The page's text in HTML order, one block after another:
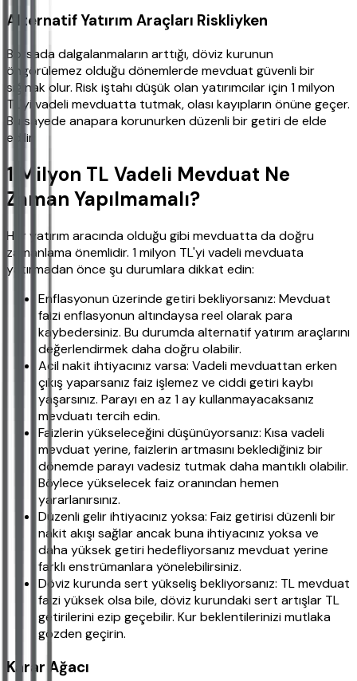
Alternatif Yatırım Araçları Riskliyken
Borsada dalgalanmaların arttığı, döviz kurunun
öngörülemez olduğu dönemlerde mevduat güvenli bir
sığınak olur. Risk iştahı düşük olan yatırımcılar için 1 milyon
TL'yi vadeli mevduatta tutmak, olası kayıpların önüne geçer.
Bu sayede anapara korunurken düzenli bir getiri de elde
edilir.
1 Milyon TL Vadeli Mevduat Ne
Zaman Yapılmamalı?
Her yatırım aracında olduğu gibi mevduatta da doğru
zamanlama önemlidir. 1 milyon TL'yi vadeli mevduata
yatırmadan önce şu durumlara dikkat edin:
Enflasyonun üzerinde getiri bekliyorsanız: Mevduat
faizi enflasyonun altındaysa reel olarak para
kaybedersiniz. Bu durumda alternatif yatırım araçlarını
değerlendirmek daha doğru olabilir.
Acil nakit ihtiyacınız varsa: Vadeli mevduattan erken
çıkış yaparsanız faiz işlemez ve ciddi getiri kaybı
yaşarsınız. Parayı en az 1 ay kullanmayacaksanız
mevduatı tercih edin.
Faizlerin yükseleceğini düşünüyorsanız: Kısa vadeli
mevduat yerine, faizlerin artmasını beklediğiniz bir
dönemde parayı vadesiz tutmak daha mantıklı olabilir.
Böylece yükselecek faiz oranından hemen
yararlanırsınız.
Düzenli gelir ihtiyacınız yoksa: Faiz getirisi düzenli bir
nakit akışı sağlar ancak buna ihtiyacınız yoksa ve
daha yüksek getiri hedefliyorsanız mevduat yerine
farklı enstrümanlara yönelebilirsiniz.
Döviz kurunda sert yükseliş bekliyorsanız: TL mevduat
faizi yüksek olsa bile, döviz kurundaki sert artışlar TL
getirilerini ezip geçebilir. Kur beklentilerinizi mutlaka
gözden geçirin.
Karar Ağacı